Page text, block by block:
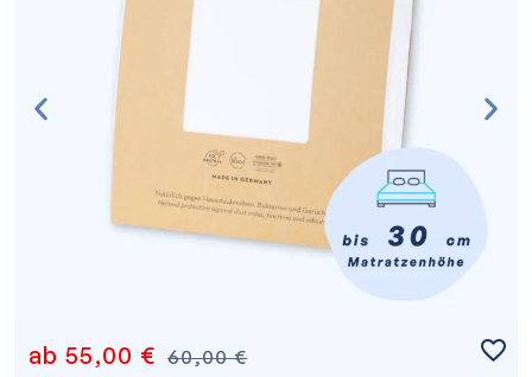
60,00€
ab 55,00 €